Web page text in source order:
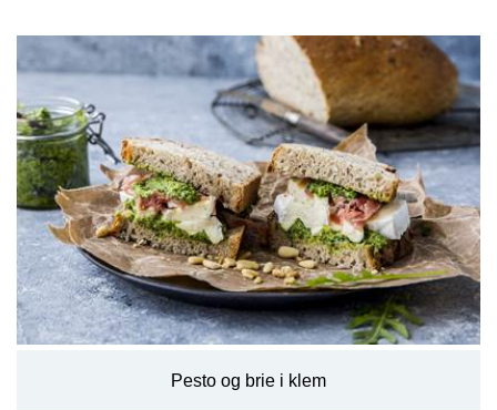
Pesto og brie i klem